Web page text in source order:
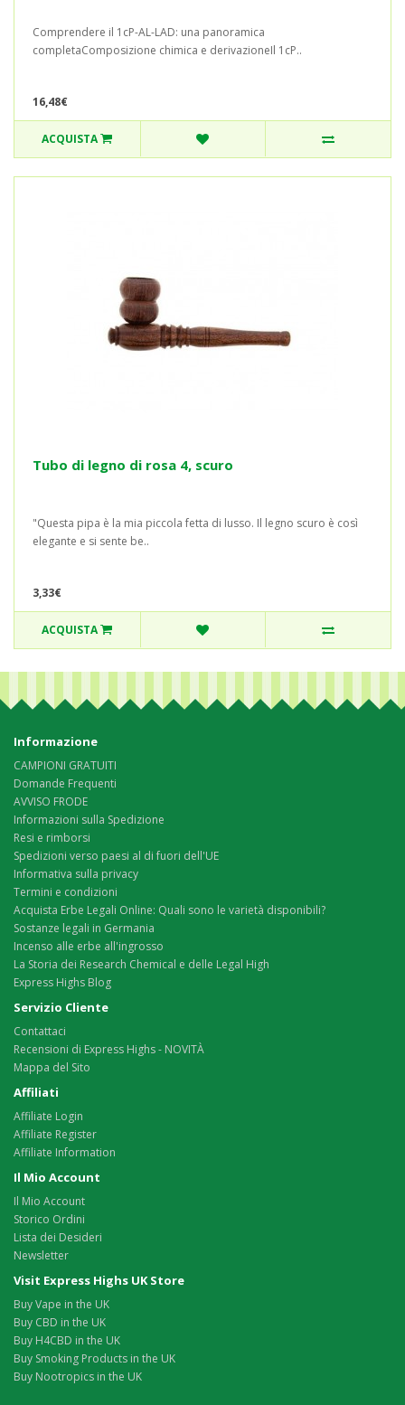
Comprendere il 1cP-AL-LAD: una panoramica
completaComposizione chimica e derivazioneIl 1cP..
16,48€
ACQUISTA
Tubo di legno di rosa 4, scuro
"Questa pipa è la mia piccola fetta di lusso. Il legno scuro è così
elegante e si sente be..
3,33€
ACQUISTA
Informazione
CAMPIONI GRATUITI
Domande Frequenti
AVVISO FRODE
Informazioni sulla Spedizione
Resi e rimborsi
Spedizioni verso paesi al di fuori dell'UE
Informativa sulla privacy
Termini e condizioni
Acquista Erbe Legali Online: Quali sono le varietà disponibili?
Sostanze legali in Germania
Incenso alle erbe all'ingrosso
La Storia dei Research Chemical e delle Legal High
Express Highs Blog
Servizio Cliente
Contattaci
Recensioni di Express Highs - NOVITÀ
Mappa del Sito
Affiliati
Affiliate Login
Affiliate Register
Affiliate Information
Il Mio Account
Il Mio Account
Storico Ordini
Lista dei Desideri
Newsletter
Visit Express Highs UK Store
Buy Vape in the UK
Buy CBD in the UK
Buy H4CBD in the UK
Buy Smoking Products in the UK
Buy Nootropics in the UK